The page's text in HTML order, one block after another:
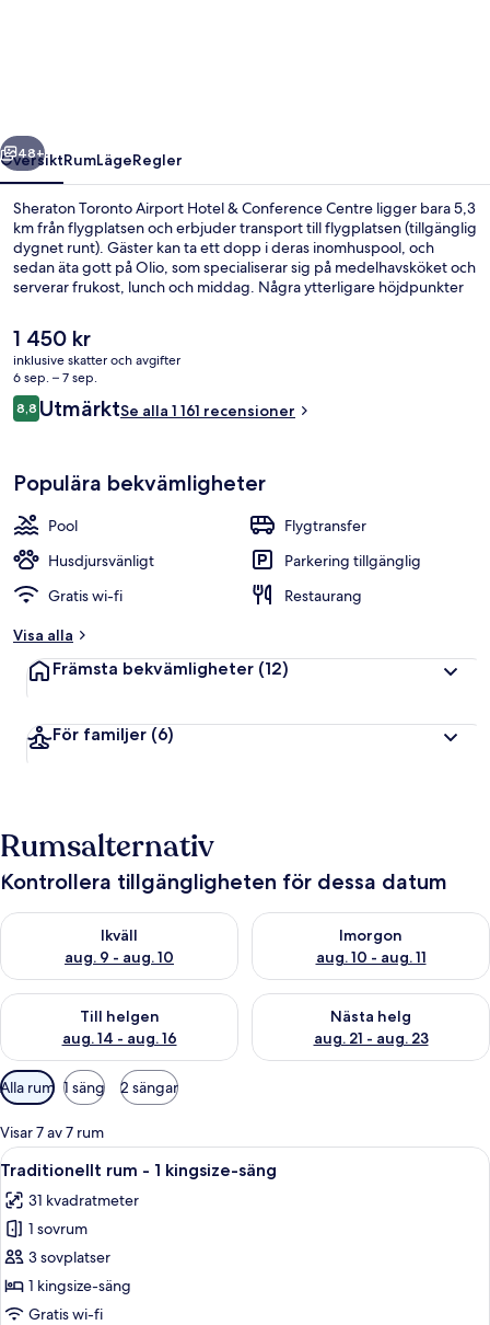
Centre
Nästa
48+
ÖversiktRumLägeRegler
Sheraton Toronto Airport Hotel & Conference Centre ligger bara 5,3
km från flygplatsen och erbjuder transport till flygplatsen (tillgänglig
dygnet runt). Gäster kan ta ett dopp i deras inomhuspool, och
sedan äta gott på Olio, som specialiserar sig på medelhavsköket och
serverar frukost, lunch och middag. Några ytterligare höjdpunkter
fitnesscenter. Den hjälpsamma personalen och närheten till
flygplatsen brukar få höga betyg av våra resenärer.
Det
nuvarande
priset
är
1 450 kr
1 450 kr
inklusive skatter och avgifter
6 sep. – 7 sep.
Recensioner
8,88,8 av 10,
UtmärktSe alla 1 161 recensioner
Populära bekvämligheter
Pool
Flygtransfer
Husdjursvänligt
Parkering tillgänglig
Gratis wi-fi
Restaurang
Visa alla
Främsta bekvämligheter (12)
För familjer (6)
Rumsalternativ
Kontrollera tillgängligheten för dessa datum
Ikväll
aug. 9 - aug. 10
Kontrollera tillgängligheten för ikväll aug. 9 - aug. 10
Imorgon
aug. 10 - aug. 11
Kontrollera tillgängligheten
Till helgen
aug. 14 - aug. 16
Kontrollera tillgängligheten för den här helgen aug. 14 - aug.
Nästa helg
aug. 21 - aug. 23
Kontrollera tillgängligheten
Tillgängliga
filter
för
rum
Alla rum 1 säng 2 sängar
Visar 7 av 7 rum
Öppna
alla
foton
för
Traditionellt
rum
-
Ett hotellrum med en stor säng, ett
4
Traditionellt rum - 1 kingsize-säng
31 kvadratmeter
1 sovrum
3 sovplatser
1 kingsize-säng
Gratis wi-fi